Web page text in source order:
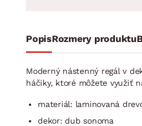
PopisRozmery produktu
Moderný nástenný regál v
háčiky, ktoré môžete využiť
materiál: laminovaná
dekor: dub sonoma